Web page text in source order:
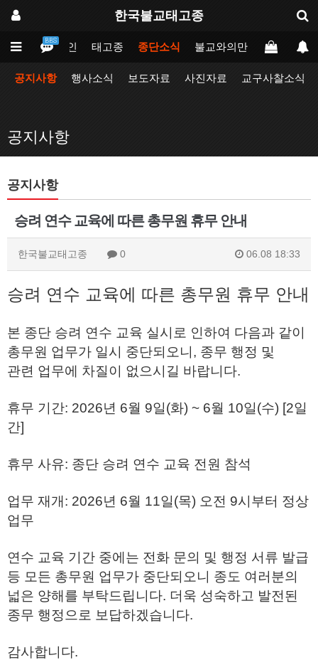
한국불교태고종
BBS
메인 태고종 종단소식 불교와의만남 업무포털
공지사항 행사소식 보도자료 사진자료 교구사찰소식
공지사항
공지사항
승려 연수 교육에 따른 총무원 휴무 안내
한국불교태고종 0 06.08 18:33
승려 연수 교육에 따른 총무원 휴무 안내
본 종단 승려 연수 교육 실시로 인하여 다음과 같이
총무원 업무가 일시 중단되오니, 종무 행정 및
관련 업무에 차질이 없으시길 바랍니다.
휴무 기간: 2026년 6월 9일(화) ~ 6월 10일(수) [2일
간]
휴무 사유: 종단 승려 연수 교육 전원 참석
업무 재개: 2026년 6월 11일(목) 오전 9시부터 정상
업무
연수 교육 기간 중에는 전화 문의 및 행정 서류 발급
등 모든 총무원 업무가 중단되오니 종도 여러분의
넓은 양해를 부탁드립니다. 더욱 성숙하고 발전된
종무 행정으로 보답하겠습니다.
감사합니다.